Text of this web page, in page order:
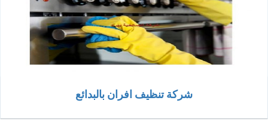
شركة تنظيف افران بالبدائع